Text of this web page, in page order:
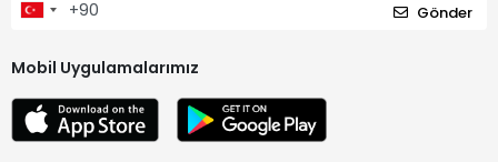
Gönder
Mobil Uygulamalarımız